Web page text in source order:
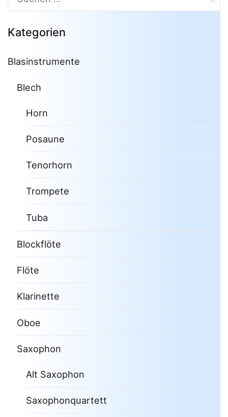
nach:
Kategorien
Blasinstrumente
Blech
Horn
Posaune
Tenorhorn
Trompete
Tuba
Blockflöte
Flöte
Klarinette
Oboe
Saxophon
Alt Saxophon
Saxophonquartett